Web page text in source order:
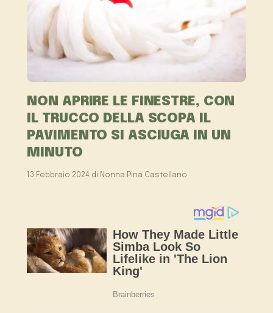
NON APRIRE LE FINESTRE, CON
IL TRUCCO DELLA SCOPA IL
PAVIMENTO SI ASCIUGA IN UN
MINUTO
13 Febbraio 2024 di Nonna Pina Castellano